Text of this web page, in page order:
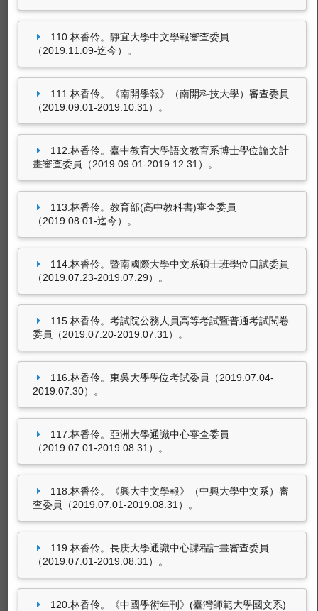
110.林香伶。靜宜大學中文學報審查委員
（2019.11.09-迄今）。
111.林香伶。《南開學報》（南開科技大學）審查委員
（2019.09.01-2019.10.31）。
112.林香伶。臺中教育大學語文教育系博士學位論文計
畫審查委員（2019.09.01-2019.12.31）。
113.林香伶。教育部(高中教科書)審查委員
（2019.08.01-迄今）。
114.林香伶。暨南國際大學中文系碩士班學位口試委員
（2019.07.23-2019.07.29）。
115.林香伶。考試院公務人員高等考試暨普通考試閱卷
委員（2019.07.20-2019.07.31）。
116.林香伶。東吳大學學位考試委員（2019.07.04-
2019.07.30）。
117.林香伶。亞洲大學通識中心審查委員
（2019.07.01-2019.08.31）。
118.林香伶。《興大中文學報》（中興大學中文系）審
查委員（2019.07.01-2019.08.31）。
119.林香伶。長庚大學通識中心課程計畫審查委員
（2019.07.01-2019.08.31）。
120.林香伶。《中國學術年刊》(臺灣師範大學國文系)